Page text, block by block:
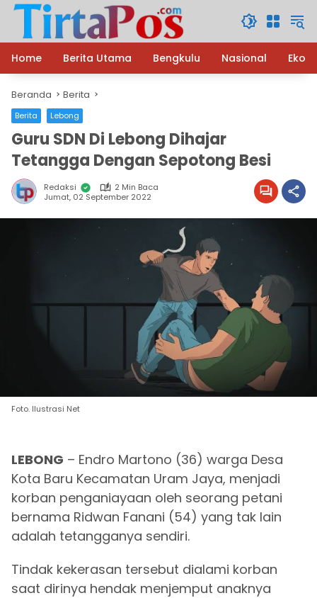
Langsung
konten
Home
Berita Utama Bengkulu Nasional
Beranda Berita
Berita Lebong
Guru SDN Di Lebong Dihajar
Tetangga Dengan Sepotong Besi
Redaksi
2 Min Baca
Jumat, 02 September 2022
Foto. Ilustrasi Net
LEBONG – Endro Martono (36) warga Desa
Kota Baru Kecamatan Uram Jaya, menjadi
korban penganiayaan oleh seorang petani
bernama Ridwan Fanani (54) yang tak lain
adalah tetangganya sendiri.
Tindak kekerasan tersebut dialami korban
saat dirinya hendak menjemput anaknya